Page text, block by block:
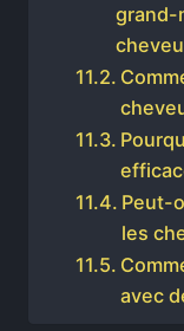
grand-
Peut-
les
avec